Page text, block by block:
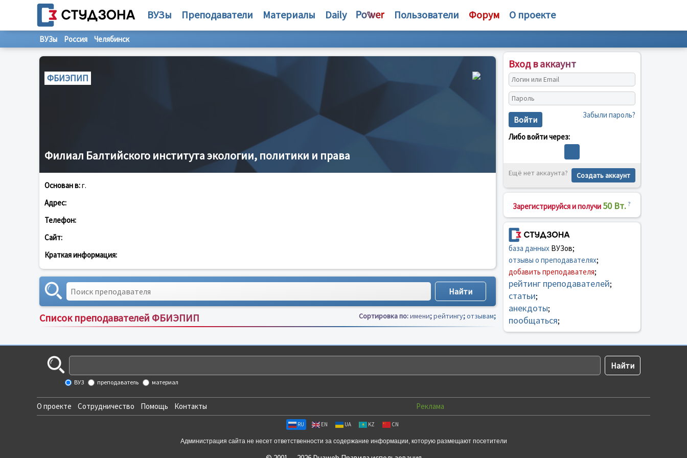
ВУЗы Преподаватели Материалы Daily Пользователи Форум О проекте
ВУЗы Россия Челябинск
ФБИЭПИП
Филиал Балтийского института экологии, политики и права
Основан в:г.
Адрес:
Телефон:
Сайт:
Краткая информация:
Список преподавателей ФБИЭПИП Сортировка по:имени;рейтингу;отзывам;
Вход в аккаунт
Войти Забыли пароль?
Либо войти через:
Ещё нет аккаунта? Создать аккаунт
Зарегистрируйся и получи 50 Вт. ?
база данныхВУЗов;
отзывы о преподавателях;
добавить преподавателя;
рейтинг преподавателей;
статьи;
анекдоты;
пообщаться;
ВУЗ преподаватель материал
О проекте Сотрудничество Помощь Контакты Реклама
RU EN UA KZ CN
Администрация сайта не несет ответственности за содержание информации, которую размещают посетители